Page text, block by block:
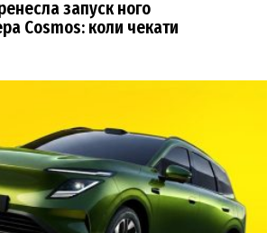
запуск ного
Cosmos: коли чекати